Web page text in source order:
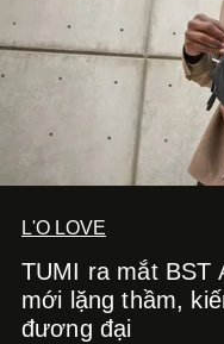
L'O LOVE
TUMI ra mắt BST
mới lặng thầm,
đương đại